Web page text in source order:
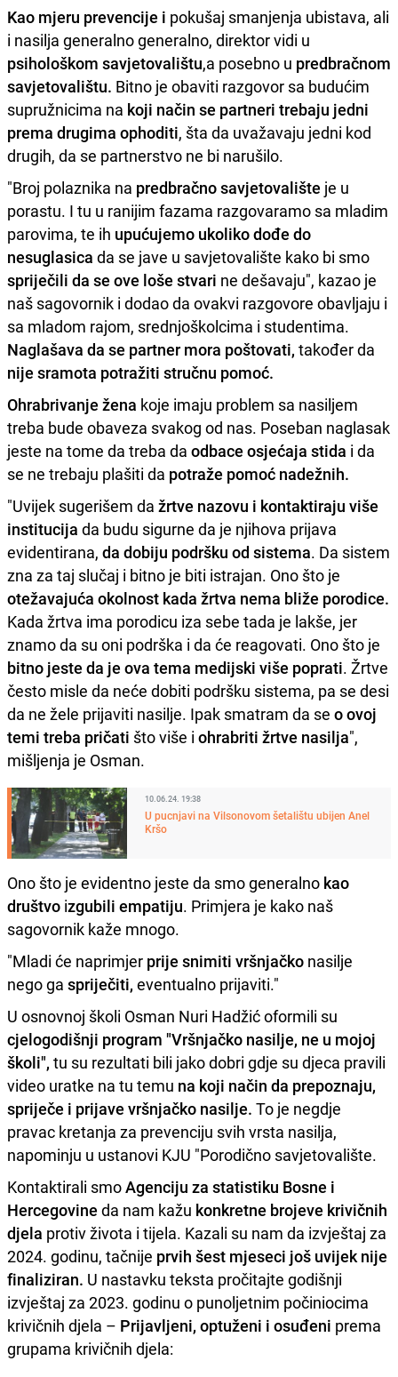
Kao mjeru prevencije i pokušaj smanjenja ubistava, ali
i nasilja generalno generalno, direktor vidi u
psihološkom savjetovalištu,a posebno u predbračnom
savjetovalištu. Bitno je obaviti razgovor sa budućim
supružnicima na koji način se partneri trebaju jedni
prema drugima ophoditi, šta da uvažavaju jedni kod
drugih, da se partnerstvo ne bi narušilo.
"Broj polaznika na predbračno savjetovalište je u
porastu. I tu u ranijim fazama razgovaramo sa mladim
parovima, te ih upućujemo ukoliko dođe do
nesuglasica da se jave u savjetovalište kako bi smo
spriječili da se ove loše stvari ne dešavaju", kazao je
naš sagovornik i dodao da ovakvi razgovore obavljaju i
sa mladom rajom, srednjoškolcima i studentima.
Naglašava da se partner mora poštovati, također da
nije sramota potražiti stručnu pomoć.
Ohrabrivanje žena koje imaju problem sa nasiljem
treba bude obaveza svakog od nas. Poseban naglasak
jeste na tome da treba da odbace osjećaja stida i da
se ne trebaju plašiti da potraže pomoć nadežnih.
"Uvijek sugerišem da žrtve nazovu i kontaktiraju više
institucija da budu sigurne da je njihova prijava
evidentirana, da dobiju podršku od sistema. Da sistem
zna za taj slučaj i bitno je biti istrajan. Ono što je
otežavajuća okolnost kada žrtva nema bliže porodice.
Kada žrtva ima porodicu iza sebe tada je lakše, jer
znamo da su oni podrška i da će reagovati. Ono što je
bitno jeste da je ova tema medijski više poprati. Žrtve
često misle da neće dobiti podršku sistema, pa se desi
da ne žele prijaviti nasilje. Ipak smatram da se o ovoj
temi treba pričati što više i ohrabriti žrtve nasilja",
mišljenja je Osman.
10.06.24. 19:38
U pucnjavi na Vilsonovom šetalištu ubijen Anel
Kršo
Ono što je evidentno jeste da smo generalno kao
društvo izgubili empatiju. Primjera je kako naš
sagovornik kaže mnogo.
"Mladi će naprimjer prije snimiti vršnjačko nasilje
nego ga spriječiti, eventualno prijaviti."
U osnovnoj školi Osman Nuri Hadžić oformili su
cjelogodišnji program "Vršnjačko nasilje, ne u mojoj
školi", tu su rezultati bili jako dobri gdje su djeca pravili
video uratke na tu temu na koji način da prepoznaju,
spriječe i prijave vršnjačko nasilje. To je negdje
pravac kretanja za prevenciju svih vrsta nasilja,
napominju u ustanovi KJU "Porodično savjetovalište.
Kontaktirali smoAgenciju za statistiku Bosne i
Hercegovine da nam kažu konkretne brojeve krivičnih
djela protiv života i tijela. Kazali su nam da izvještaj za
2024. godinu, tačnije prvih šest mjeseci još uvijek nije
finaliziran. U nastavku teksta pročitajte godišnji
izvještaj za 2023. godinu o punoljetnim počiniocima
krivičnih djela – Prijavljeni, optuženi i osuđeni prema
grupama krivičnih djela: